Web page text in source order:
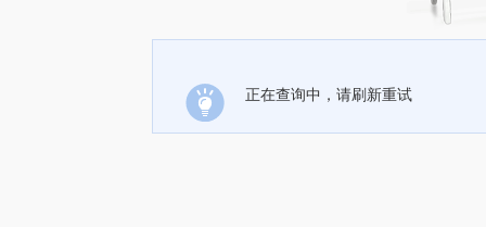
正在查询中，请刷新重试